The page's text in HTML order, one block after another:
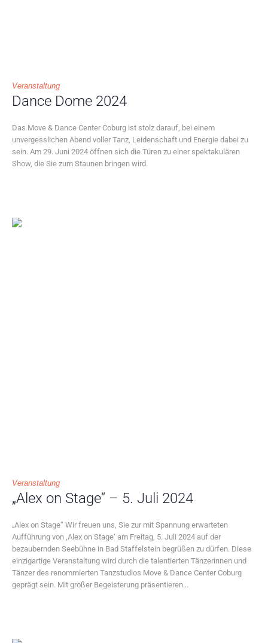
Veranstaltung
Dance Dome 2024
Das Move & Dance Center Coburg ist stolz darauf, bei einem
unvergesslichen Abend voller Tanz, Leidenschaft und Energie dabei zu
sein. Am 29. Juni 2024 öffnen sich die Türen zu einer spektakulären
Show, die Sie zum Staunen bringen wird.
Veranstaltung
„Alex on Stage“ – 5. Juli 2024
„Alex on Stage“ Wir freuen uns, Sie zur mit Spannung erwarteten
Aufführung von ‚Alex on Stage‘ am Freitag, 5. Juli 2024 auf der
bezaubernden Seebühne in Bad Staffelstein begrüßen zu dürfen. Diese
einzigartige Veranstaltung wird durch die talentierten Tänzerinnen und
Tänzer des renommierten Tanzstudios Move & Dance Center Coburg
geprägt sein. Mit großer Begeisterung präsentieren...